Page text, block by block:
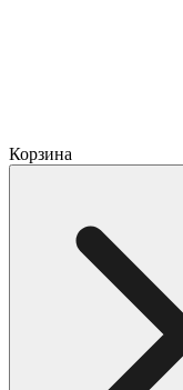
Корзина